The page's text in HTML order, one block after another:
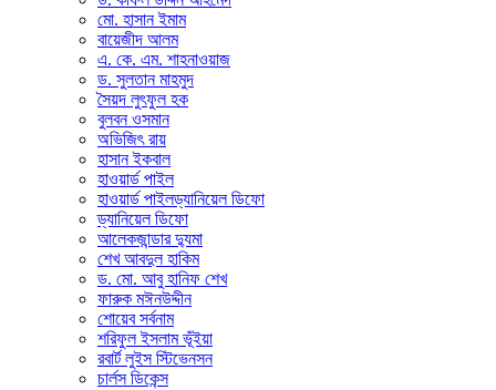
মো. হাসান ইমাম
বায়েজীদ আলম
এ. কে. এম. শাহনাওয়াজ
ড. সুলতান মাহমুদ
সৈয়দ লুৎফুল হক
বুলবন ওসমান
অভিজিৎ রায়
হাসান ইকবাল
হাওয়ার্ড পাইল
হাওয়ার্ড পাইলড্যানিয়েল ডিফো
ড্যানিয়েল ডিফো
আলেকজান্ডার দ্যুমা
শেখ আবদুল হাকিম
ড. মো. আবু হানিফ শেখ
ফারুক মঈনউদ্দীন
শোয়েব সর্বনাম
শরিফুল ইসলাম ভূঁইয়া
রবার্ট লুইস স্টিভেনসন
চার্লস ডিকেন্স